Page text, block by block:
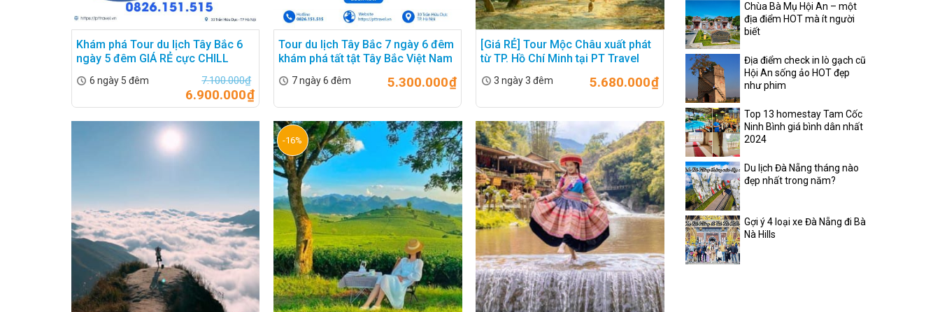
Khám phá Tour du lịch Tây Bắc 6
ngày 5 đêm GIÁ RẺ cực CHILL
7.100.000₫
6.900.000₫
6 ngày 5 đêm
Tour du lịch Tây Bắc 7 ngày 6 đêm
khám phá tất tật Tây Bắc Việt Nam
5.300.000₫
7 ngày 6 đêm
[Giá RẺ] Tour Mộc Châu xuất phát
từ TP. Hồ Chí Minh tại PT Travel
5.680.000₫
3 ngày 3 đêm
-16%
Chùa Bà Mụ Hội An – một
địa điểm HOT mà ít người
biết
Địa điểm check in lò gạch cũ
Hội An sống ảo HOT đẹp
như phim
Top 13 homestay Tam Cốc
Ninh Bình giá bình dân nhất
2024
Du lịch Đà Nẵng tháng nào
đẹp nhất trong năm?
Gợi ý 4 loại xe Đà Nẵng đi Bà
Nà Hills